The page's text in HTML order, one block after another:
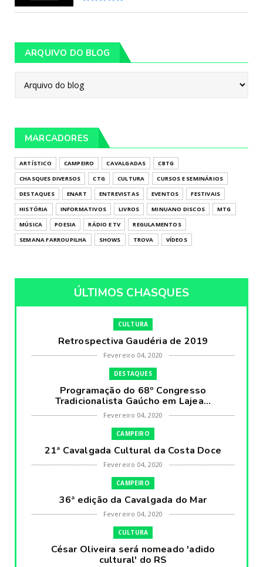
ARQUIVO DO BLOG
MARCADORES
ARTÍSTICO CAMPEIRO CAVALGADAS
CBTG
CHASQUES DIVERSOS
CTG CULTURA
CURSOS E SEMINÁRIOS
DESTAQUES
ENART ENTREVISTAS EVENTOS
FESTIVAIS
HISTÓRIA
INFORMATIVOS LIVROS MINUANO DISCOS
MTG
MÚSICA
POESIA RÁDIO E TV
REGULAMENTOS
SEMANA FARROUPILHA
SHOWS TROVA VÍDEOS
ÚLTIMOS CHASQUES
CULTURA
Retrospectiva Gaudéria de 2019
Fevereiro 04, 2020
DESTAQUES
Programação do 68º Congresso
Tradicionalista Gaúcho em Lajea...
Fevereiro 04, 2020
CAMPEIRO
21ª Cavalgada Cultural da Costa Doce
Fevereiro 04, 2020
CAMPEIRO
36ª edição da Cavalgada do Mar
Fevereiro 04, 2020
CULTURA
César Oliveira será nomeado 'adido
cultural' do RS